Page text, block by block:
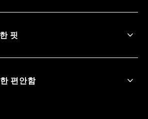
함이 결합된 라텍스 구조.
핏
은 줄이고 그립감은 높아진 내부의
편안함